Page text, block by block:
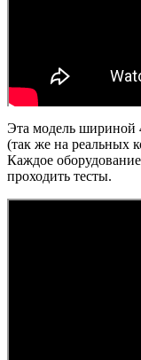
Эта модель шириной
(так же на реальных
Каждое
проходить тесты.